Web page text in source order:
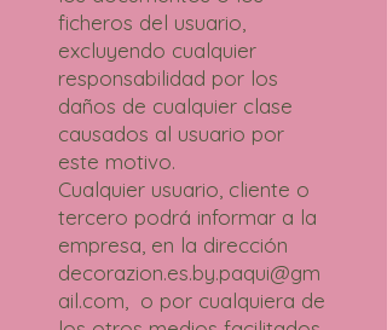
ficheros del usuario,
excluyendo cualquier
responsabilidad por los
daños de cualquier clase
causados al usuario por
este motivo.
Cualquier usuario, cliente o
tercero podrá informar a la
empresa, en la dirección
decorazion.es.by.paqui@gm
ail.com, o por cualquiera de